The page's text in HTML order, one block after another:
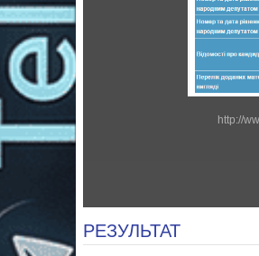
http://
РЕЗУЛЬТАТ